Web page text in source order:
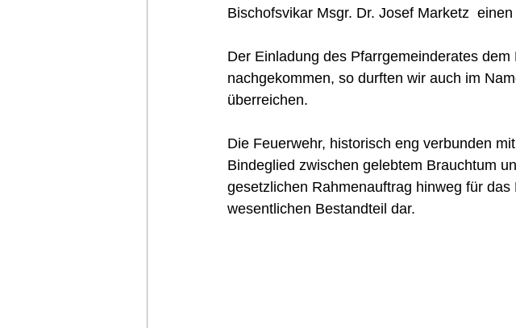
Bischofsvikar Msgr. Dr. Josef Marketz
Der Einladung des Pfarrgemeinderates
nachgekommen, so durften wir auch im
überreichen.
Die Feuerwehr, historisch eng verbunden
Bindeglied zwischen gelebtem Brauchtum
gesetzlichen Rahmenauftrag hinweg für
wesentlichen Bestandteil dar.